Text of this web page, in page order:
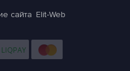
сайта Elit-Web